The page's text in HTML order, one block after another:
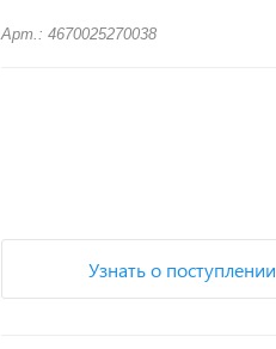
Арт.: 4670025270038
Узнать о поступлении